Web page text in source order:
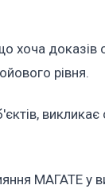
хоча доказів
рівня.
викликає
МАГАТЕ у